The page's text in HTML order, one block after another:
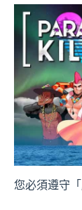
您必須遵守